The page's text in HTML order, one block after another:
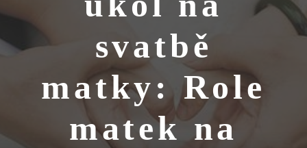
svatbě
matky: Role
matek na